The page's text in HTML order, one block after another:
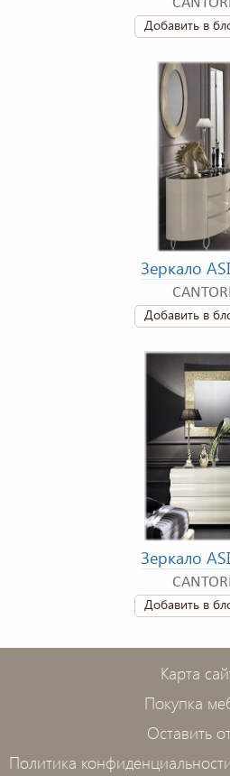
Добавить в
Зеркало
CANTORI
Добавить в
Зеркало
CANTORI
Добавить в
Карта
Покупка
Оставить
Политика